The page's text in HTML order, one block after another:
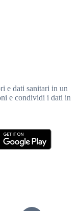
e dati sanitari in un
e condividi i dati in